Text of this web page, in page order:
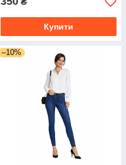
Купити
–10%